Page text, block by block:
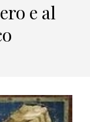
e al